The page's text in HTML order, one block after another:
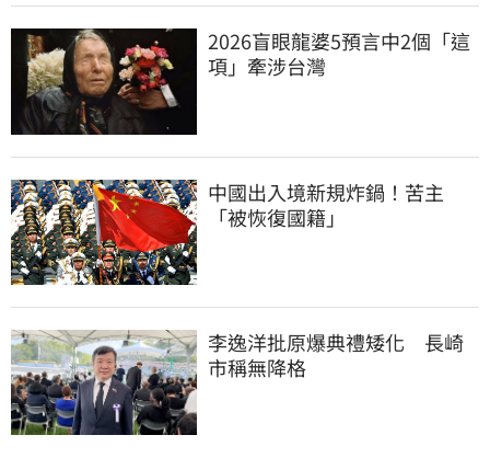
2026盲眼龍婆5預言中2個「這
項」牽涉台灣
中國出入境新規炸鍋！苦主
「被恢復國籍」
李逸洋批原爆典禮矮化　長崎
市稱無降格